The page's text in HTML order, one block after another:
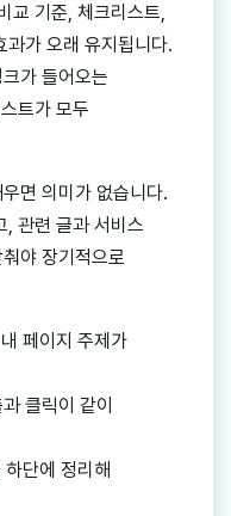
교 기준, 체크리스트,
과가 오래 유지됩니다.
가 들어오는
트가 모두
면 의미가 없습니다.
, 관련 글과 서비스
야 장기적으로
페이지 주제가
클릭이 같이
단에 정리해